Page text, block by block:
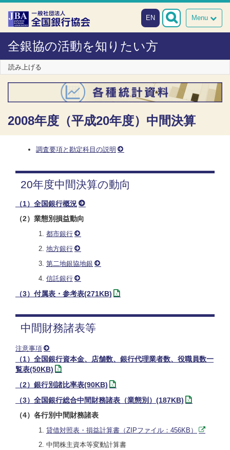
本文へスキップ
障がい者向け相談窓口
Menu
EN
全銀協の活動を知りたい方
読み上げる
2008年度（平成20年度）中間決算
調査要項と勘定科目の説明
20年度中間決算の動向
（1）全国銀行概況
（2）業態別損益動向
都市銀行
地方銀行
第二地銀協地銀
信託銀行
（3）付属表・参考表(271KB)
中間財務諸表等
注意事項
（1）全国銀行資本金、店舗数、銀行代理業者数、役職員数一
覧表(50KB)
（2）銀行別諸比率表(90KB)
（3）全国銀行総合中間財務諸表（業態別）(187KB)
（4）各行別中間財務諸表
貸借対照表・損益計算書（ZIPファイル：456KB）
中間株主資本等変動計算書